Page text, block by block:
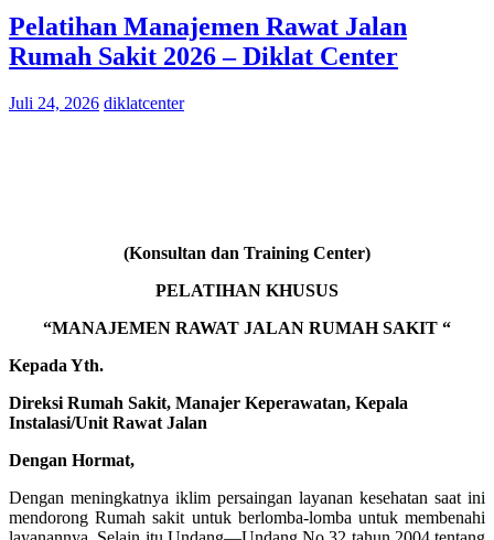
Pelatihan Manajemen Rawat Jalan
Rumah Sakit 2026 – Diklat Center
Juli 24, 2026 diklatcenter
(Konsultan dan Training Center)
PELATIHAN KHUSUS
“MANAJEMEN RAWAT JALAN RUMAH SAKIT “
Kepada Yth.
Direksi Rumah Sakit, Manajer Keperawatan, Kepala
Instalasi/Unit Rawat Jalan
Dengan Hormat,
Dengan meningkatnya iklim persaingan layanan kesehatan saat ini
mendorong Rumah sakit untuk berlomba-lomba untuk membenahi